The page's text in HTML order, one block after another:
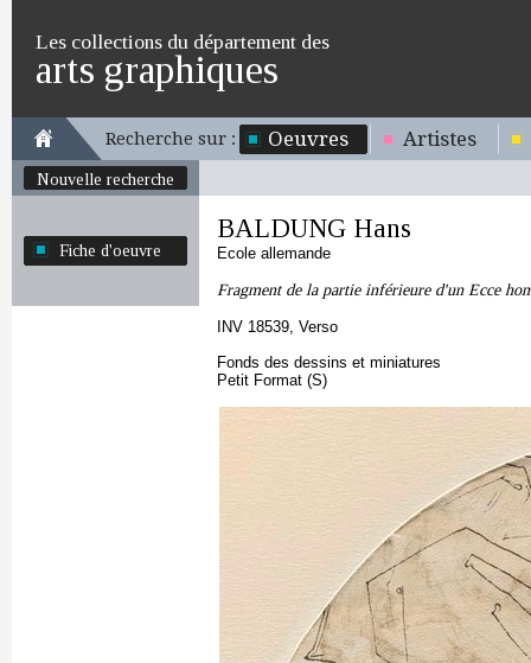
Les collections du département des
arts graphiques
Recherche sur : Oeuvres Artistes
Nouvelle recherche
Fiche d'oeuvre
BALDUNG Hans
Ecole allemande
Fragment de la partie inférieure d'un Ecce
INV 18539, Verso
Fonds des dessins et miniatures
Petit Format (S)